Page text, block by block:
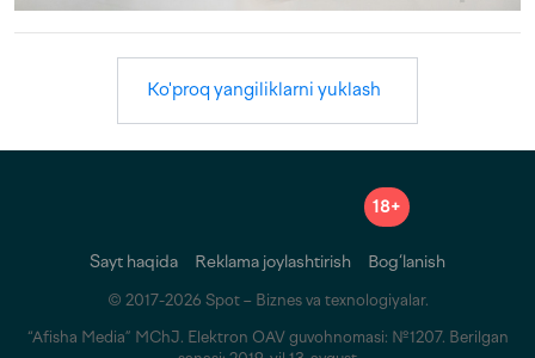
Ko'proq yangiliklarni yuklash
18+
Sayt haqida Reklama joylashtirish Bog‘lanish
© 2017-2026 Spot – Biznes va texnologiyalar.
“Afisha Media” MChJ. Elektron OAV guvohnomasi: №1207. Berilgan